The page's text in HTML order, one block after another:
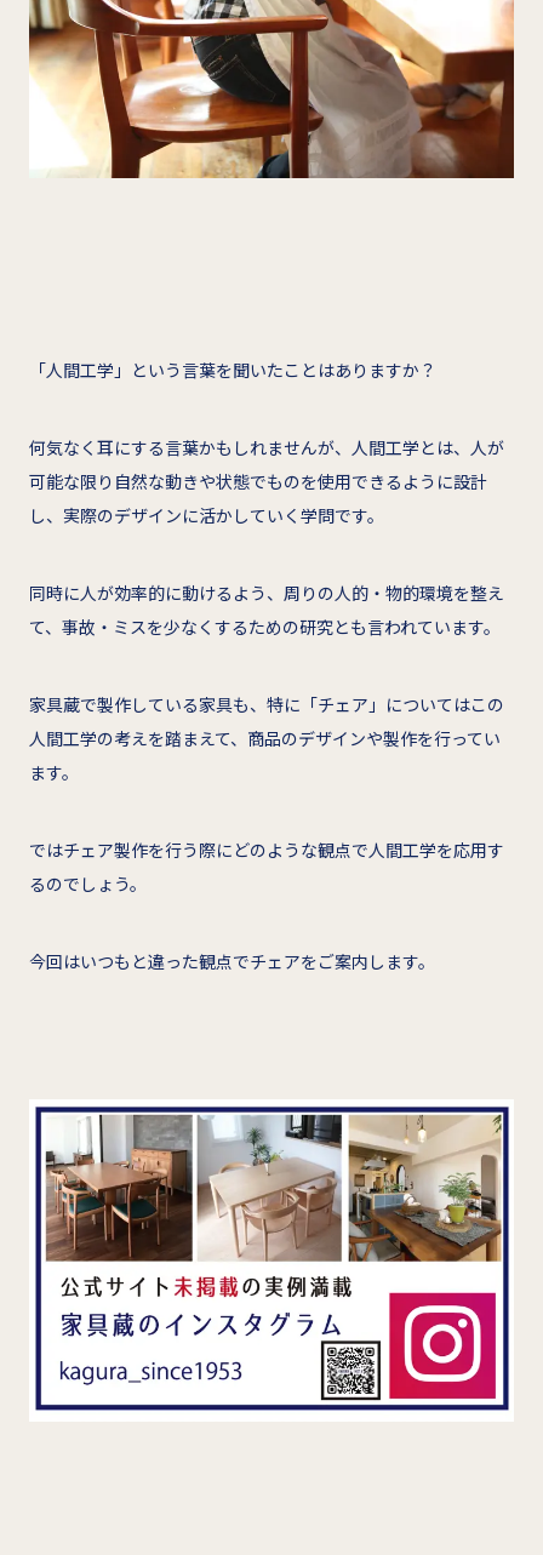
「人間工学」という言葉を聞いたことはありますか？
何気なく耳にする言葉かもしれませんが、人間工学とは、人が
可能な限り自然な動きや状態でものを使用できるように設計
し、実際のデザインに活かしていく学問です。
同時に人が効率的に動けるよう、周りの人的・物的環境を整え
て、事故・ミスを少なくするための研究とも言われています。
家具蔵で製作している家具も、特に「チェア」についてはこの
人間工学の考えを踏まえて、商品のデザインや製作を行ってい
ます。
ではチェア製作を行う際にどのような観点で人間工学を応用す
るのでしょう。
今回はいつもと違った観点でチェアをご案内します。